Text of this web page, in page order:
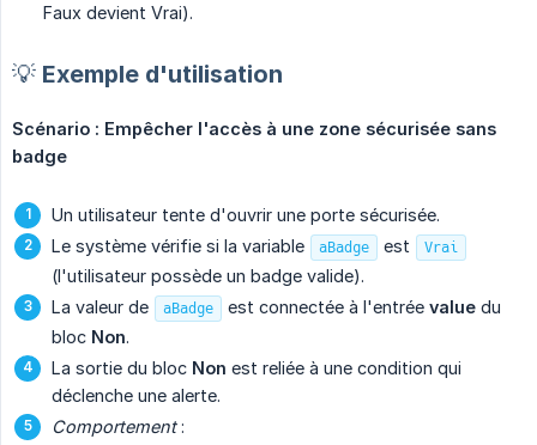
Faux devient Vrai).
💡 Exemple d'utilisation
Scénario : Empêcher l'accès à une zone sécurisée sans
badge
Un utilisateur tente d'ouvrir une porte sécurisée.
Le système vérifie si la variable
aBadge est Vrai
(l'utilisateur possède un badge valide).
La valeur de
aBadge est connectée à l'entrée value du
bloc Non.
La sortie du bloc Non est reliée à une condition qui
déclenche une alerte.
Comportement: